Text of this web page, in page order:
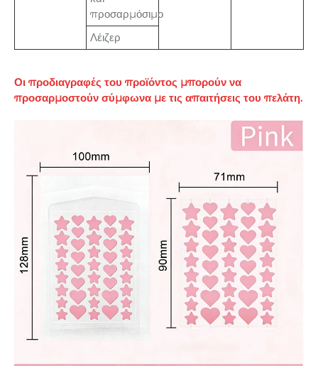
προσαρμόσιμο
Λέιζερ
Οι προδιαγραφές του προϊόντος μπορούν να
προσαρμοστούν σύμφωνα με τις απαιτήσεις του πελάτη.